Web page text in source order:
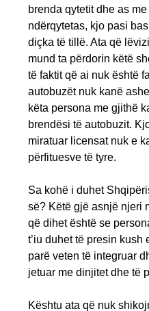
brenda qytetit dhe as
ndërqytetas, kjo pasi
diçka të tillë. Ata që
mund ta përdorin këtë
të faktit që ai nuk është
autobuzët nuk kanë
këta persona me gjithë
brendësi të autobuzit.
miratuar licensat nuk e
përfituesve të tyre.
Sa kohë i duhet
së? Këtë gjë asnjë njeri
që dihet është se
t’iu duhet të presin kush
parë veten të integruar
jetuar me dinjitet dhe të
Kështu ata që nuk